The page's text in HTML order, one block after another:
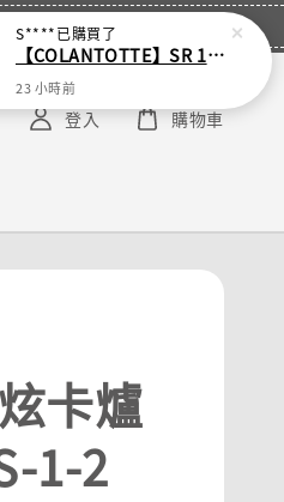
登入 購物車
卡爐
1-2
S****已購買了
【COLANTOTTE】SR 140 NEXT 運動機能磁石項圈
23 小時前